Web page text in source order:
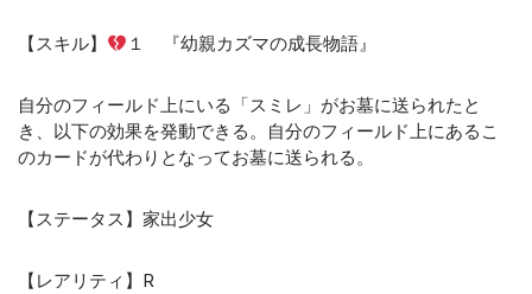
【スキル】 １ 『幼親カズマの成長物語』
自分のフィールド上にいる「スミレ」がお墓に送られたと
き、以下の効果を発動できる。自分のフィールド上にあるこ
のカードが代わりとなってお墓に送られる。
【ステータス】家出少女
【レアリティ】R